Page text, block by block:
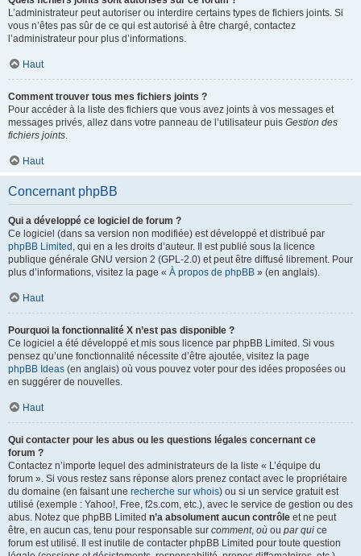
L’administrateur peut autoriser ou interdire certains types de fichiers joints. Si
vous n’êtes pas sûr de ce qui est autorisé à être chargé, contactez
l’administrateur pour plus d’informations.
Haut
Comment trouver tous mes fichiers joints ?
Pour accéder à la liste des fichiers que vous avez joints à vos messages et
messages privés, allez dans votre panneau de l’utilisateur puis Gestion des
fichiers joints.
Haut
Concernant phpBB
Qui a développé ce logiciel de forum ?
Ce logiciel (dans sa version non modifiée) est développé et distribué par
phpBB Limited , qui en a les droits d’auteur. Il est publié sous la licence
publique générale GNU version 2 (GPL-2.0) et peut être diffusé librement. Pour
plus d’informations, visitez la page « À propos de phpBB » (en anglais).
Haut
Pourquoi la fonctionnalité X n’est pas disponible ?
Ce logiciel a été développé et mis sous licence par phpBB Limited. Si vous
pensez qu’une fonctionnalité nécessite d’être ajoutée, visitez la page
phpBB Ideas (en anglais) où vous pouvez voter pour des idées proposées ou
en suggérer de nouvelles.
Haut
Qui contacter pour les abus ou les questions légales concernant ce
forum ?
Contactez n’importe lequel des administrateurs de la liste « L’équipe du
forum ». Si vous restez sans réponse alors prenez contact avec le propriétaire
du domaine (en faisant une recherche sur whois) ou si un service gratuit est
utilisé (exemple : Yahoo!, Free, f2s.com, etc.), avec le service de gestion ou des
abus. Notez que phpBB Limited n’a absolument aucun contrôle et ne peut
être, en aucun cas, tenu pour responsable sur comment, où ou par qui ce
forum est utilisé. Il est inutile de contacter phpBB Limited pour toute question